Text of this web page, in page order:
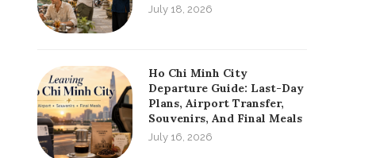
July 18, 2026
Ho Chi Minh City
Departure Guide: Last-Day
Plans, Airport Transfer,
Souvenirs, And Final Meals
July 16, 2026